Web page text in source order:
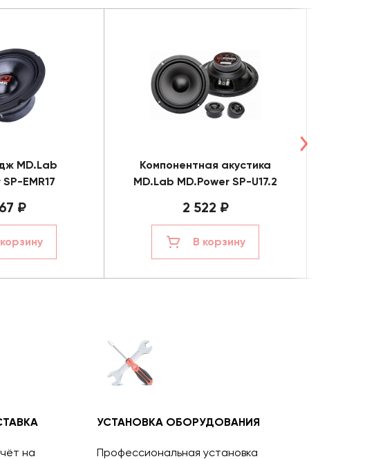
MD.Lab
EMR17
₽
Компонентная акустика
MD.Lab MD.Power SP-U17.2
2 522 ₽
В корзину
на
УСТАНОВКА ОБОРУДОВАНИЯ
Профессиональная установка